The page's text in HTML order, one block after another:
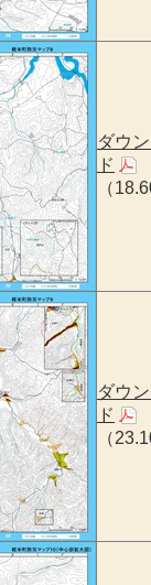
ダウ
ド
（
ダウ
ド
（